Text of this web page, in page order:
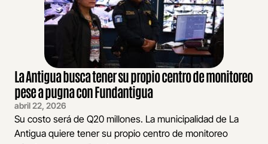
La Antigua busca tener su propio centro de monitoreo
pese a pugna con Fundantigua
abril 22, 2026
Su costo será de Q20 millones. La municipalidad de La
Antigua quiere tener su propio centro de monitoreo